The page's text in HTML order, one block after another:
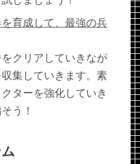
育成して、最強の兵
クリアしていきなが
集していきます。素
ターを強化していき
う！